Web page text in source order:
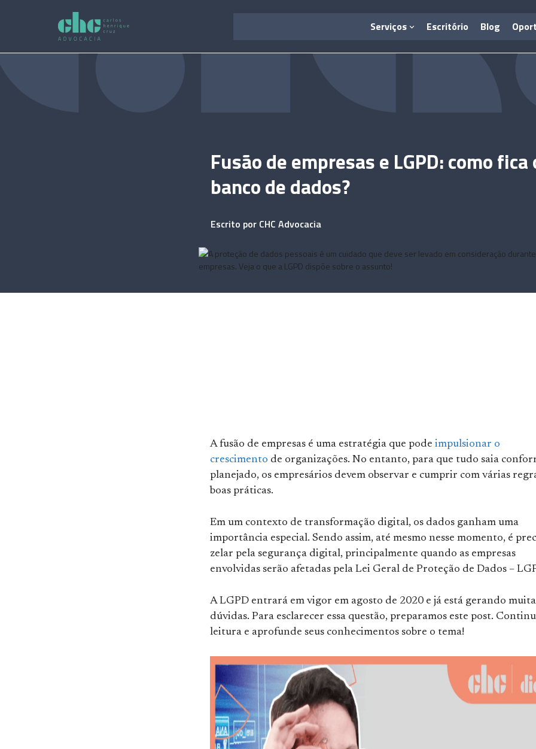
Serviços Escritório Blog
Fusão de empresas e LGPD: como fica
banco de dados?
Escrito por CHC Advocacia
A fusão de empresas é uma estratégia que pode impulsionar o
crescimento de organizações. No entanto, para que tudo saia
planejado, os empresários devem observar e cumprir com várias
boas práticas.
Em um contexto de transformação digital, os dados ganham uma
importância especial. Sendo assim, até mesmo nesse momento, é
zelar pela segurança digital, principalmente quando as empresas
envolvidas serão afetadas pela Lei Geral de Proteção de Dados –
A LGPD entrará em vigor em agosto de 2020 e já está gerando
dúvidas. Para esclarecer essa questão, preparamos este post.
leitura e aprofunde seus conhecimentos sobre o tema!